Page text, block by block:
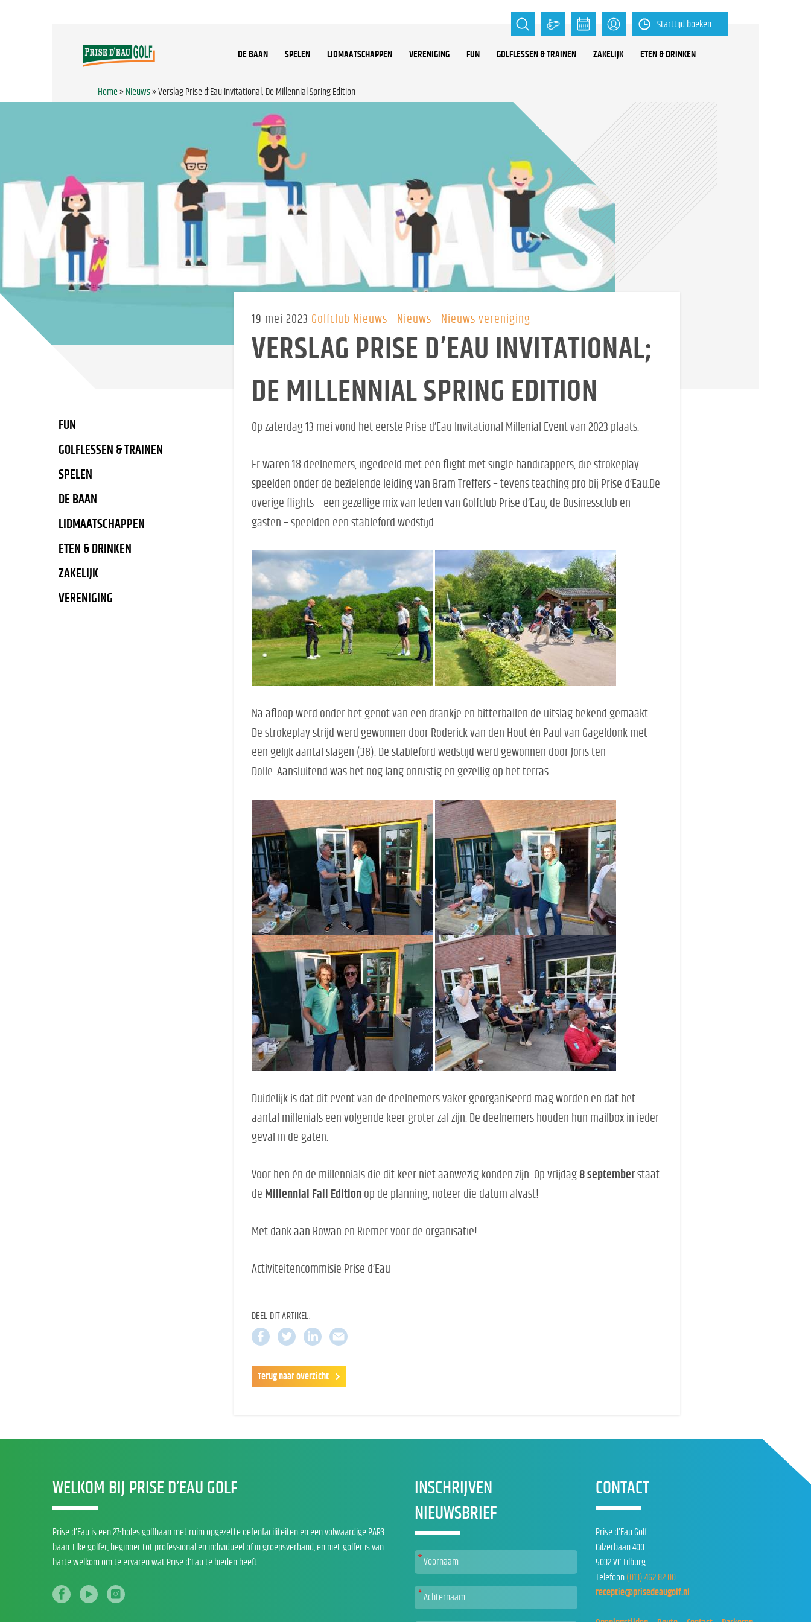
Starttijd boeken
DE BAAN SPELEN LIDMAATSCHAPPEN VERENIGING FUN GOLFLESSEN & TRAINEN ZAKELIJK ETEN & DRINKEN
Home» Nieuws»Verslag Prise d’Eau Invitational; De Millennial Spring Edition
FUN
GOLFLESSEN & TRAINEN
SPELEN
DE BAAN
LIDMAATSCHAPPEN
ETEN & DRINKEN
ZAKELIJK
VERENIGING
19 mei 2023 Golfclub Nieuws Nieuws Nieuws vereniging
VERSLAG PRISE D’EAU INVITATIONAL;
DE MILLENNIAL SPRING EDITION
Op zaterdag 13 mei vond het eerste Prise d’Eau Invitational Millenial Event van 2023 plaats.
Er waren 18 deelnemers, ingedeeld met één flight met single handicappers, die strokeplay
speelden onder de bezielende leiding van Bram Treffers – tevens teaching pro bij Prise d’Eau.De
overige flights – een gezellige mix van leden van Golfclub Prise d’Eau, de Businessclub en
gasten – speelden een stableford wedstijd.
Na afloop werd onder het genot van een drankje en bitterballen de uitslag bekend gemaakt:
De strokeplay strijd werd gewonnen door Roderick van den Hout én Paul van Gageldonk met
een gelijk aantal slagen (38). De stableford wedstijd werd gewonnen door Joris ten
Dolle. Aansluitend was het nog lang onrustig en gezellig op het terras.
Duidelijk is dat dit event van de deelnemers vaker georganiseerd mag worden en dat het
aantal millenials een volgende keer groter zal zijn. De deelnemers houden hun mailbox in ieder
geval in de gaten.
Voor hen én de millennials die dit keer niet aanwezig konden zijn: Op vrijdag 8 september staat
de Millennial Fall Edition op de planning, noteer die datum alvast!
Met dank aan Rowan en Riemer voor de organisatie!
Activiteitencommisie Prise d’Eau
DEEL DIT ARTIKEL:
Terug naar overzicht
WELKOM BIJ PRISE D’EAU GOLF
Prise d’Eau is een 27-holes golfbaan met ruim opgezette oefenfaciliteiten en een volwaardige PAR3
baan. Elke golfer, beginner tot professional en individueel of in groepsverband, en niet-golfer is van
harte welkom om te ervaren wat Prise d’Eau te bieden heeft.
INSCHRIJVEN
NIEUWSBRIEF
CONTACT
Prise d’Eau Golf
Gilzerbaan 400
5032 VC Tilburg
Telefoon (013) 462 82 00
receptie@prisedeaugolf.nl